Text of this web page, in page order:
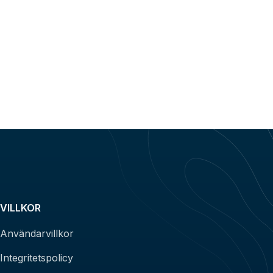
VILLKOR
Användarvillkor
Integritetspolicy